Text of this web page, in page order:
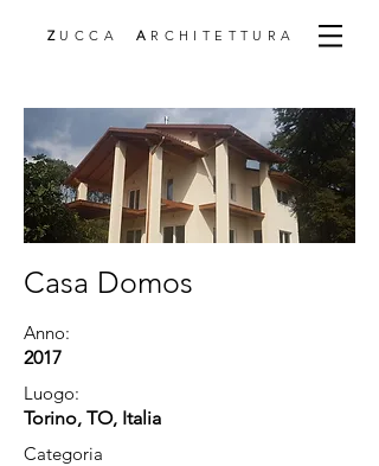
Z UCCA A RCHITETTURA
Casa Domos
Anno:
2017
Luogo:
Torino, TO, Italia
Categoria